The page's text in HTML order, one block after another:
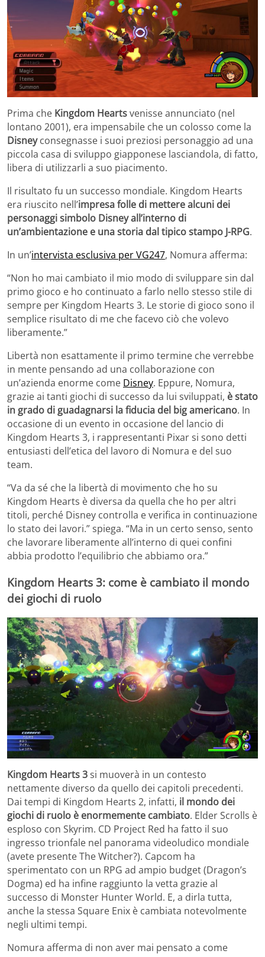
Prima che Kingdom Heartsvenisse annunciato (nel
lontano 2001), era impensabile che un colosso come la
Disneyconsegnasse i suoi preziosi personaggio ad una
piccola casa di sviluppo giapponese lasciandola, di fatto,
libera di utilizzarli a suo piacimento.
Il risultato fu un successo mondiale. Kingdom Hearts
era riuscito nell’impresa folle di mettere alcuni dei
personaggi simbolo Disney all’interno di
un’ambientazione e una storia dal tipico stampo J-RPG.
In un’intervista esclusiva per VG247, Nomura afferma:
“Non ho mai cambiato il mio modo di sviluppare sin dal
primo gioco e ho continuato a farlo nello stesso stile di
sempre per Kingdom Hearts 3. Le storie di gioco sono il
semplice risultato di me che facevo ciò che volevo
liberamente.”
Libertà non esattamente il primo termine che verrebbe
in mente pensando ad una collaborazione con
un’azienda enorme come Disney. Eppure, Nomura,
grazie ai tanti giochi di successo da lui sviluppati, è stato
in grado di guadagnarsi la fiducia del big americano. In
occasione di un evento in occasione del lancio di
Kingdom Hearts 3, i rappresentanti Pixar si sono detti
entusiasti dell’etica del lavoro di Nomura e del suo
team.
“Va da sé che la libertà di movimento che ho su
Kingdom Hearts è diversa da quella che ho per altri
titoli, perché Disney controlla e verifica in continuazione
lo stato dei lavori.” spiega. “Ma in un certo senso, sento
che lavorare liberamente all’interno di quei confini
abbia prodotto l’equilibrio che abbiamo ora.”
Kingdom Hearts 3: come è cambiato il mondo
dei giochi di ruolo
Kingdom Hearts 3si muoverà in un contesto
nettamente diverso da quello dei capitoli precedenti.
Dai tempi di Kingdom Hearts 2, infatti, il mondo dei
giochi di ruolo è enormemente cambiato. Elder Scrolls è
esploso con Skyrim. CD Project Red ha fatto il suo
ingresso trionfale nel panorama videoludico mondiale
(avete presente The Witcher?). Capcom ha
sperimentato con un RPG ad ampio budget (Dragon’s
Dogma) ed ha infine raggiunto la vetta grazie al
successo di Monster Hunter World. E, a dirla tutta,
anche la stessa Square Enix è cambiata notevolmente
negli ultimi tempi.
Nomura afferma di non aver mai pensato a come